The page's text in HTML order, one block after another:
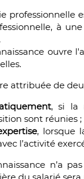
professionnelle
à
ouvre
attribuée de
, si la
sont réunies ;
, lorsque
l’activité
n’a